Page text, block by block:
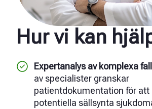
Hur vi kan
Expertanalys av komplexa fall
av specialister granskar
patientdokumentation för att
potentiella sällsynta